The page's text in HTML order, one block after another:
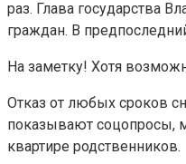
раз. Глава государства
граждан. В
На заметку! Хотя
Отказ от любых сроков
показывают соцопросы,
квартире родственников.